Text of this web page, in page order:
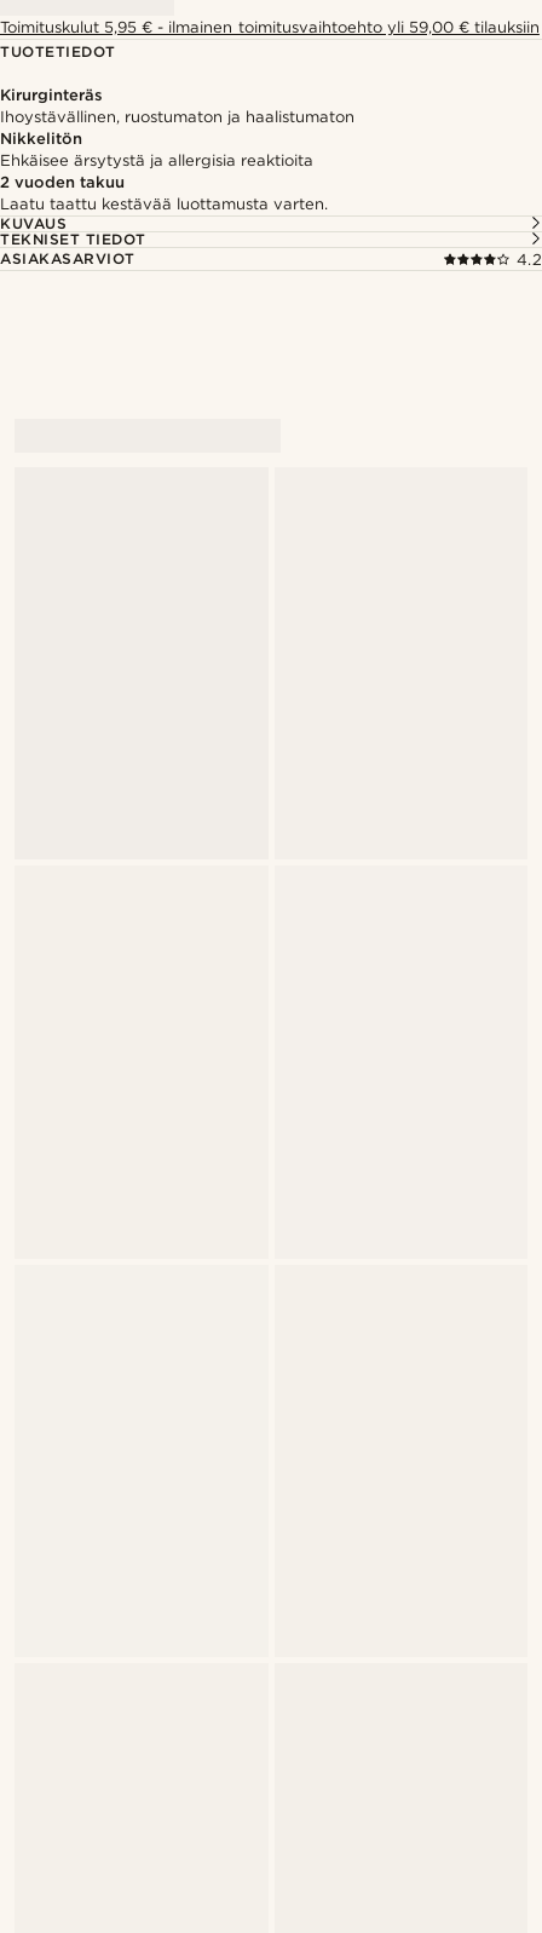
Toimituskulut 5,95 € - ilmainen toimitusvaihtoehto yli 59,00 € tilauksiin
TUOTETIEDOT
Kirurginteräs
Ihoystävällinen, ruostumaton ja haalistumaton
Nikkelitön
Ehkäisee ärsytystä ja allergisia reaktioita
2 vuoden takuu
Laatu taattu kestävää luottamusta varten.
KUVAUS
TEKNISET TIEDOT
ASIAKASARVIOT
4.2